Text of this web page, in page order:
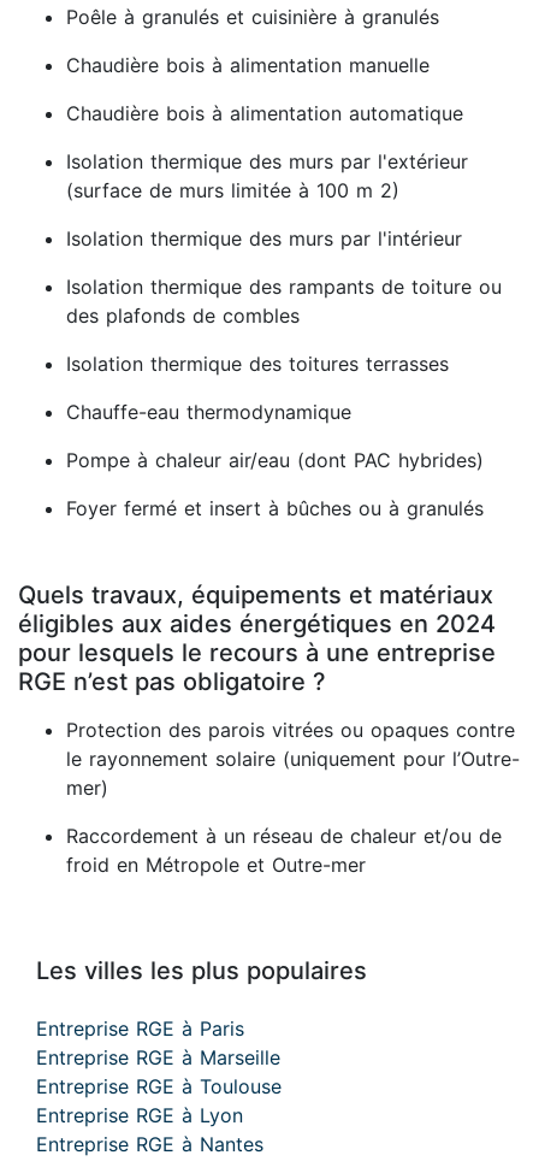
Poêle à granulés et cuisinière à granulés
Chaudière bois à alimentation manuelle
Chaudière bois à alimentation automatique
Isolation thermique des murs par l'extérieur
(surface de murs limitée à 100 m 2)
Isolation thermique des murs par l'intérieur
Isolation thermique des rampants de toiture ou
des plafonds de combles
Isolation thermique des toitures terrasses
Chauffe-eau thermodynamique
Pompe à chaleur air/eau (dont PAC hybrides)
Foyer fermé et insert à bûches ou à granulés
Quels travaux, équipements et matériaux
éligibles aux aides énergétiques en 2024
pour lesquels le recours à une entreprise
RGE n’est pas obligatoire ?
Protection des parois vitrées ou opaques contre
le rayonnement solaire (uniquement pour l’Outre-
mer)
Raccordement à un réseau de chaleur et/ou de
froid en Métropole et Outre-mer
Les villes les plus populaires
Entreprise RGE à Paris
Entreprise RGE à Marseille
Entreprise RGE à Toulouse
Entreprise RGE à Lyon
Entreprise RGE à Nantes